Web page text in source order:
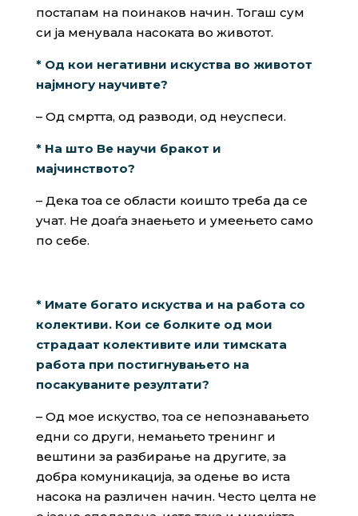
постапам на поинаков начин. Тогаш сум
си ја менувала насоката во животот.
* Од кои негативни искуства во животот
најмногу научивте?
– Од смртта, од разводи, од неуспеси.
* На што Ве научи бракот и
мајчинството?
– Дека тоа се области коишто треба да се
учат. Не доаѓа знаењето и умеењето само
по себе.
* Имате богато искуства и на работа со
колективи. Кои се болките од мои
страдаат колективите или тимската
работа при постигнувањето на
посакуваните резултати?
– Од мое искуство, тоа се непознавањето
едни со други, немањето тренинг и
вештини за разбирање на другите, за
добра комуникација, за одење во иста
насока на различен начин. Често целта не